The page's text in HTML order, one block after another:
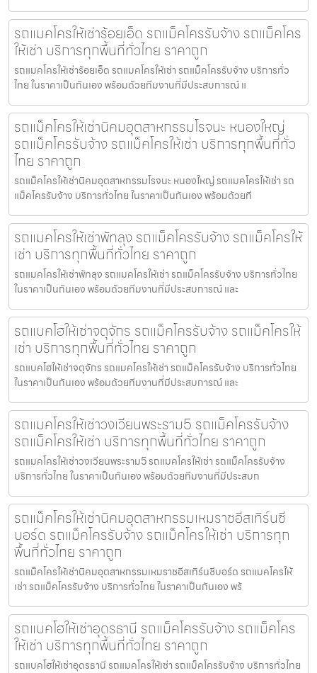
รถแมคโครให้เช่าร้อยเอ็ด รถแม็คโครรับจ้าง รถแม็คโคร
ให้เช่า บริการทุกพื้นที่ทั่วไทย ราคาถูก
รถแมคโครให้เช่าร้อยเอ็ด รถแมคโครให้เช่า รถแม็คโครรับจ้าง บริการทั่ว
ไทย ในราคาเป็นกันเอง พร้อมด้วยทีมงานที่มีประสบการณ์ แ
รถแม็คโครให้เช่านิคมอุตสาหกรรมโรจนะ หนองใหญ่
รถแม็คโครรับจ้าง รถแม็คโครให้เช่า บริการทุกพื้นที่ทั่ว
ไทย ราคาถูก
รถแม็คโครให้เช่านิคมอุตสาหกรรมโรจนะ หนองใหญ่ รถแมคโครให้เช่า รถ
แม็คโครรับจ้าง บริการทั่วไทย ในราคาเป็นกันเอง พร้อมด้วยที
รถแมคโครให้เช่าพัทลุง รถแม็คโครรับจ้าง รถแม็คโครให้
เช่า บริการทุกพื้นที่ทั่วไทย ราคาถูก
รถแมคโครให้เช่าพัทลุง รถแมคโครให้เช่า รถแม็คโครรับจ้าง บริการทั่วไทย
ในราคาเป็นกันเอง พร้อมด้วยทีมงานที่มีประสบการณ์ และ
รถแบคโฮให้เช่าจตุจักร รถแม็คโครรับจ้าง รถแม็คโครให้
เช่า บริการทุกพื้นที่ทั่วไทย ราคาถูก
รถแบคโฮให้เช่าจตุจักร รถแมคโครให้เช่า รถแม็คโครรับจ้าง บริการทั่วไทย
ในราคาเป็นกันเอง พร้อมด้วยทีมงานที่มีประสบการณ์ และ
รถแมคโครให้เช่าวงเวียนพระราม5 รถแม็คโครรับจ้าง
รถแม็คโครให้เช่า บริการทุกพื้นที่ทั่วไทย ราคาถูก
รถแมคโครให้เช่าวงเวียนพระราม5 รถแมคโครให้เช่า รถแม็คโครรับจ้าง
บริการทั่วไทย ในราคาเป็นกันเอง พร้อมด้วยทีมงานที่มีประสบก
รถแม็คโครให้เช่านิคมอุตสาหกรรมเหมราชอีสเทิร์นซี
บอร์ด รถแม็คโครรับจ้าง รถแม็คโครให้เช่า บริการทุก
พื้นที่ทั่วไทย ราคาถูก
รถแม็คโครให้เช่านิคมอุตสาหกรรมเหมราชอีสเทิร์นซีบอร์ด รถแมคโครให้
เช่า รถแม็คโครรับจ้าง บริการทั่วไทย ในราคาเป็นกันเอง พร้
รถแบคโฮให้เช่าอุดรธานี รถแม็คโครรับจ้าง รถแม็คโคร
ให้เช่า บริการทุกพื้นที่ทั่วไทย ราคาถูก
รถแบคโฮให้เช่าอุดรธานี รถแมคโครให้เช่า รถแม็คโครรับจ้าง บริการทั่วไทย